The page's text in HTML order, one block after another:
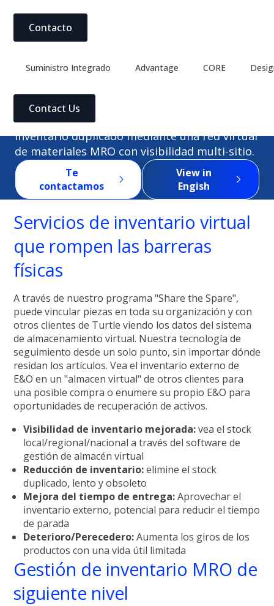
Contacto
Suministro Integrado Advantage CORE
Contact Us
Virtual Storeroom
Reduzca capital inmovilizado y elimine
inventario duplicado mediante una red virtual
de materiales MRO con visibilidad multi-sitio.
Te
contactamos
View in
Engish
Servicios de inventario virtual
que rompen las barreras
físicas
A través de nuestro programa "Share the Spare",
puede vincular piezas en toda su organización y con
otros clientes de Turtle viendo los datos del sistema
de almacenamiento virtual. Nuestra tecnología de
seguimiento desde un solo punto, sin importar dónde
residan los artículos. Vea el inventario externo de
E&O en un "almacen virtual" de otros clientes para
una posible compra o enumere su propio E&O para
oportunidades de recuperación de activos.
Visibilidad de inventario mejorada:vea el stock
local/regional/nacional a través del software de
gestión de almacén virtual
Reducción de inventario:elimine el stock
duplicado, lento y obsoleto
Mejora del tiempo de entrega:Aprovechar el
inventario externo, potencial para reducir el tiempo
de parada
Deterioro/Perecedero:Aumenta los giros de los
productos con una vida útil limitada
Gestión de inventario MRO de
siguiente nivel